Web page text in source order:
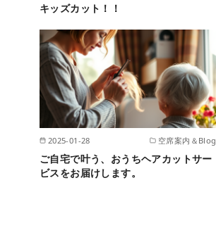
キッズカット！！
2025-01-28 空席案内＆Blog
ご自宅で叶う、おうちヘアカットサー
ビスをお届けします。